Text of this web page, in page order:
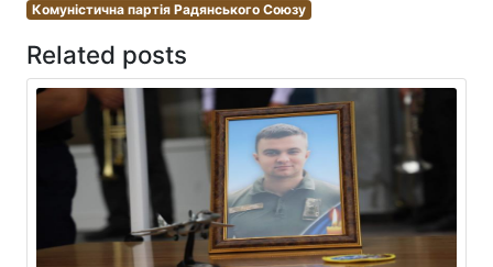
Комуністична партія Радянського Союзу
Related posts